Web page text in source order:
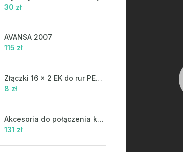
30 zł
AVANSA 2007
115 zł
Złączki 16 x 2 EK do rur PEX-AL-PEX
8 zł
Akcesoria do połączenia koncentrycznego PR43 - ATTACK
131 zł